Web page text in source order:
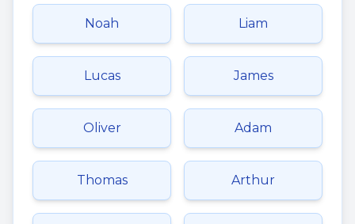
Noah Liam
Lucas James
Oliver Adam
Thomas Arthur